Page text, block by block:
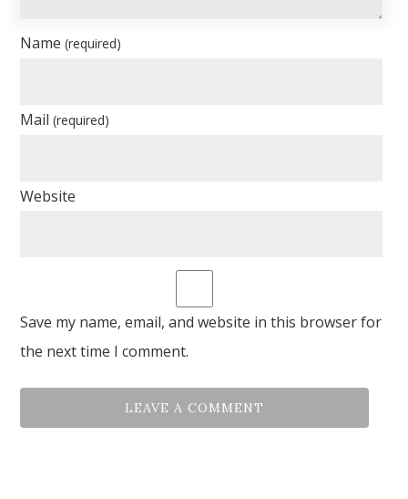
Name(required)
Mail(required)
Website
Save my name, email, and website in this browser for
the next time I comment.